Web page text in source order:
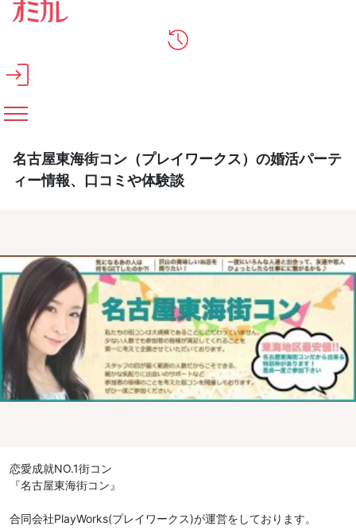
メインコンテンツへスキップ
名古屋東海街コン（プレイワークス）の婚活パーテ
ィー情報、口コミや体験談
恋愛成就NO.1街コン
『名古屋東海街コン』
合同会社PlayWorks(プレイワークス)が運営をしております。